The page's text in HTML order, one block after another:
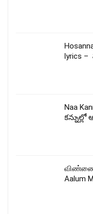
lyrics
Naa
விண்ணை
Aalum